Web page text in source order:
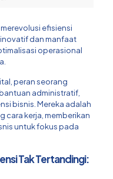
efisiensi
dan manfaat
operasional
peran seorang
administratif,
bisnis. Mereka adalah
cara kerja, memberikan
untuk fokus pada
Tak Tertandingi: